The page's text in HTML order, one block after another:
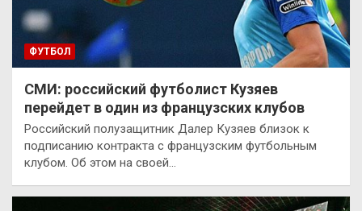
ФУТБОЛ
СМИ: российский футболист Кузяев
перейдет в один из французских клубов
Российский полузащитник Далер Кузяев близок к
подписанию контракта с французским футбольным
клубом. Об этом на своей…